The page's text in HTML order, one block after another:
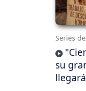
Series
su
llegará